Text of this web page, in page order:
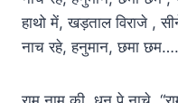
हाथो में, खड़ताल विराजे ,
नाच रहे, हनुमान, छमा